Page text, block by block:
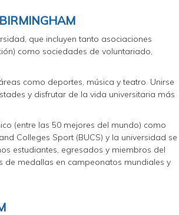
que incluyen tanto asociaciones
como sociedades de voluntariado,
como deportes, música y teatro. Unirse
y disfrutar de la vida universitaria más
(entre las 50 mejores del mundo) como
Colleges Sport (BUCS) y la universidad se
estudiantes, egresados y miembros del
de medallas en campeonatos mundiales y